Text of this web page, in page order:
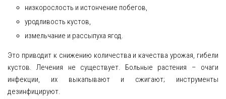
низкорослость и истончение побегов,
уродливость кустов,
измельчание и рассыпуха ягод.
Это приводит к снижению количества и качества урожая, гибели
кустов. Лечения не существует. Больные растения – очаги
инфекции, их выкапывают и сжигают; инструменты
дезинфицируют.